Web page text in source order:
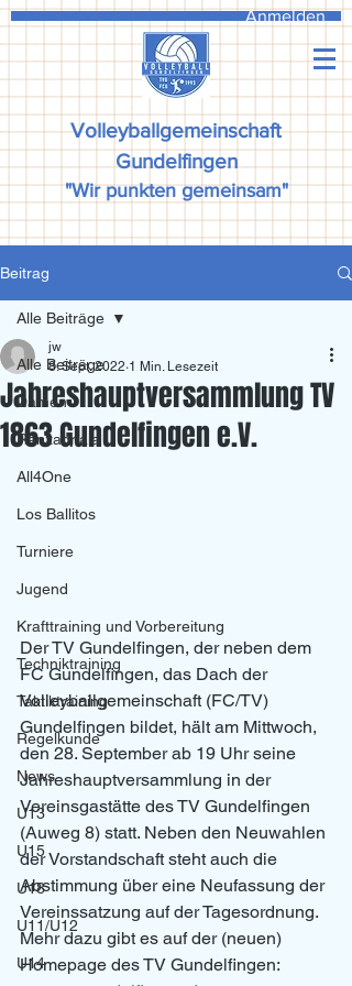
Anmelden
Volleyballgemeinschaft
Gundelfingen
"Wir punkten gemeinsam"
Beitrag
Alle Beiträge
Damen
Ranzadriala
All4One
Los Ballitos
Turniere
Jugend
Krafttraining und Vorbereitung
Techniktraining
Taktiktraining
Regelkunde
News
U13
U15
U18
U11/U12
U14
Alle Beiträge
Jahreshauptversammlung TV
1863 Gundelfingen e.V.
jw
8. Sept. 2022 1 Min. Lesezeit
Der TV Gundelfingen, der neben dem
FC Gundelfingen, das Dach der
Volleyballgemeinschaft (FC/TV)
Gundelfingen bildet, hält am Mittwoch,
den 28. September ab 19 Uhr seine
Jahreshauptversammlung in der
Vereinsgastätte des TV Gundelfingen
(Auweg 8) statt. Neben den Neuwahlen
der Vorstandschaft steht auch die
Abstimmung über eine Neufassung der
Vereinssatzung auf der Tagesordnung.
Mehr dazu gibt es auf der (neuen)
Homepage des TV Gundelfingen: